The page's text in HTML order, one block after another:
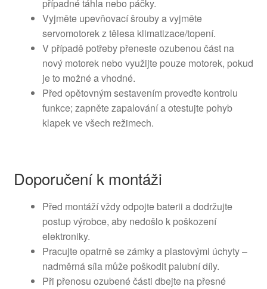
případné táhla nebo páčky.
Vyjměte upevňovací šrouby a vyjměte
servomotorek z tělesa klimatizace/topení.
V případě potřeby přeneste ozubenou část na
nový motorek nebo využijte pouze motorek, pokud
je to možné a vhodné.
Před opětovným sestavením proveďte kontrolu
funkce; zapněte zapalování a otestujte pohyb
klapek ve všech režimech.
Doporučení k montáži
Před montáží vždy odpojte baterii a dodržujte
postup výrobce, aby nedošlo k poškození
elektroniky.
Pracujte opatrně se zámky a plastovými úchyty –
nadměrná síla může poškodit palubní díly.
Při přenosu ozubené části dbejte na přesné